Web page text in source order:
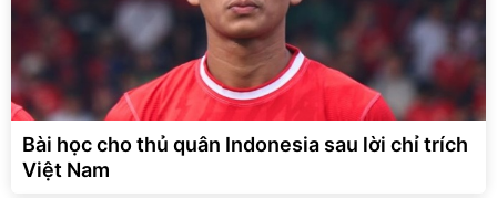
Bài học cho thủ quân Indonesia sau lời chỉ trích
Việt Nam